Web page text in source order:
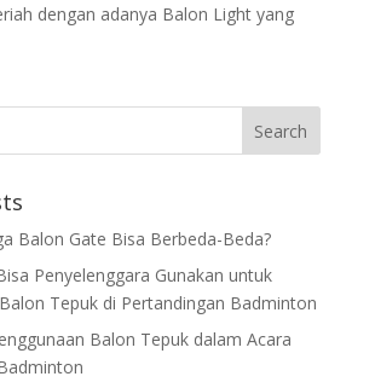
dengan adanya Balon Light yang
Balon Gate Bisa Berbeda-Beda?
Penyelenggara Gunakan untuk
Tepuk di Pertandingan Badminton
Balon Tepuk dalam Acara